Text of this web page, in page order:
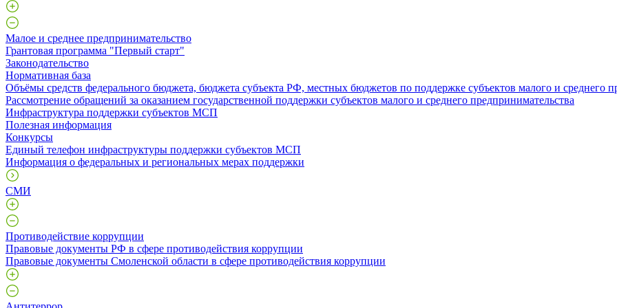
Малое и среднее предпринимательство
Грантовая программа "Первый старт"
Законодательство
Нормативная база
Объёмы средств федерального бюджета, бюджета субъекта РФ, местных бюджетов по поддержке субъектов малого и среднего
Рассмотрение обращений за оказанием государственной поддержки субъектов малого и среднего предпринимательства
Инфраструктура поддержки субъектов МСП
Полезная информация
Конкурсы
Единый телефон инфраструктуры поддержки субъектов МСП
Информация о федеральных и региональных мерах поддержки
СМИ
Противодействие коррупции
Правовые документы РФ в сфере противодействия коррупции
Правовые документы Смоленской области в сфере противодействия коррупции